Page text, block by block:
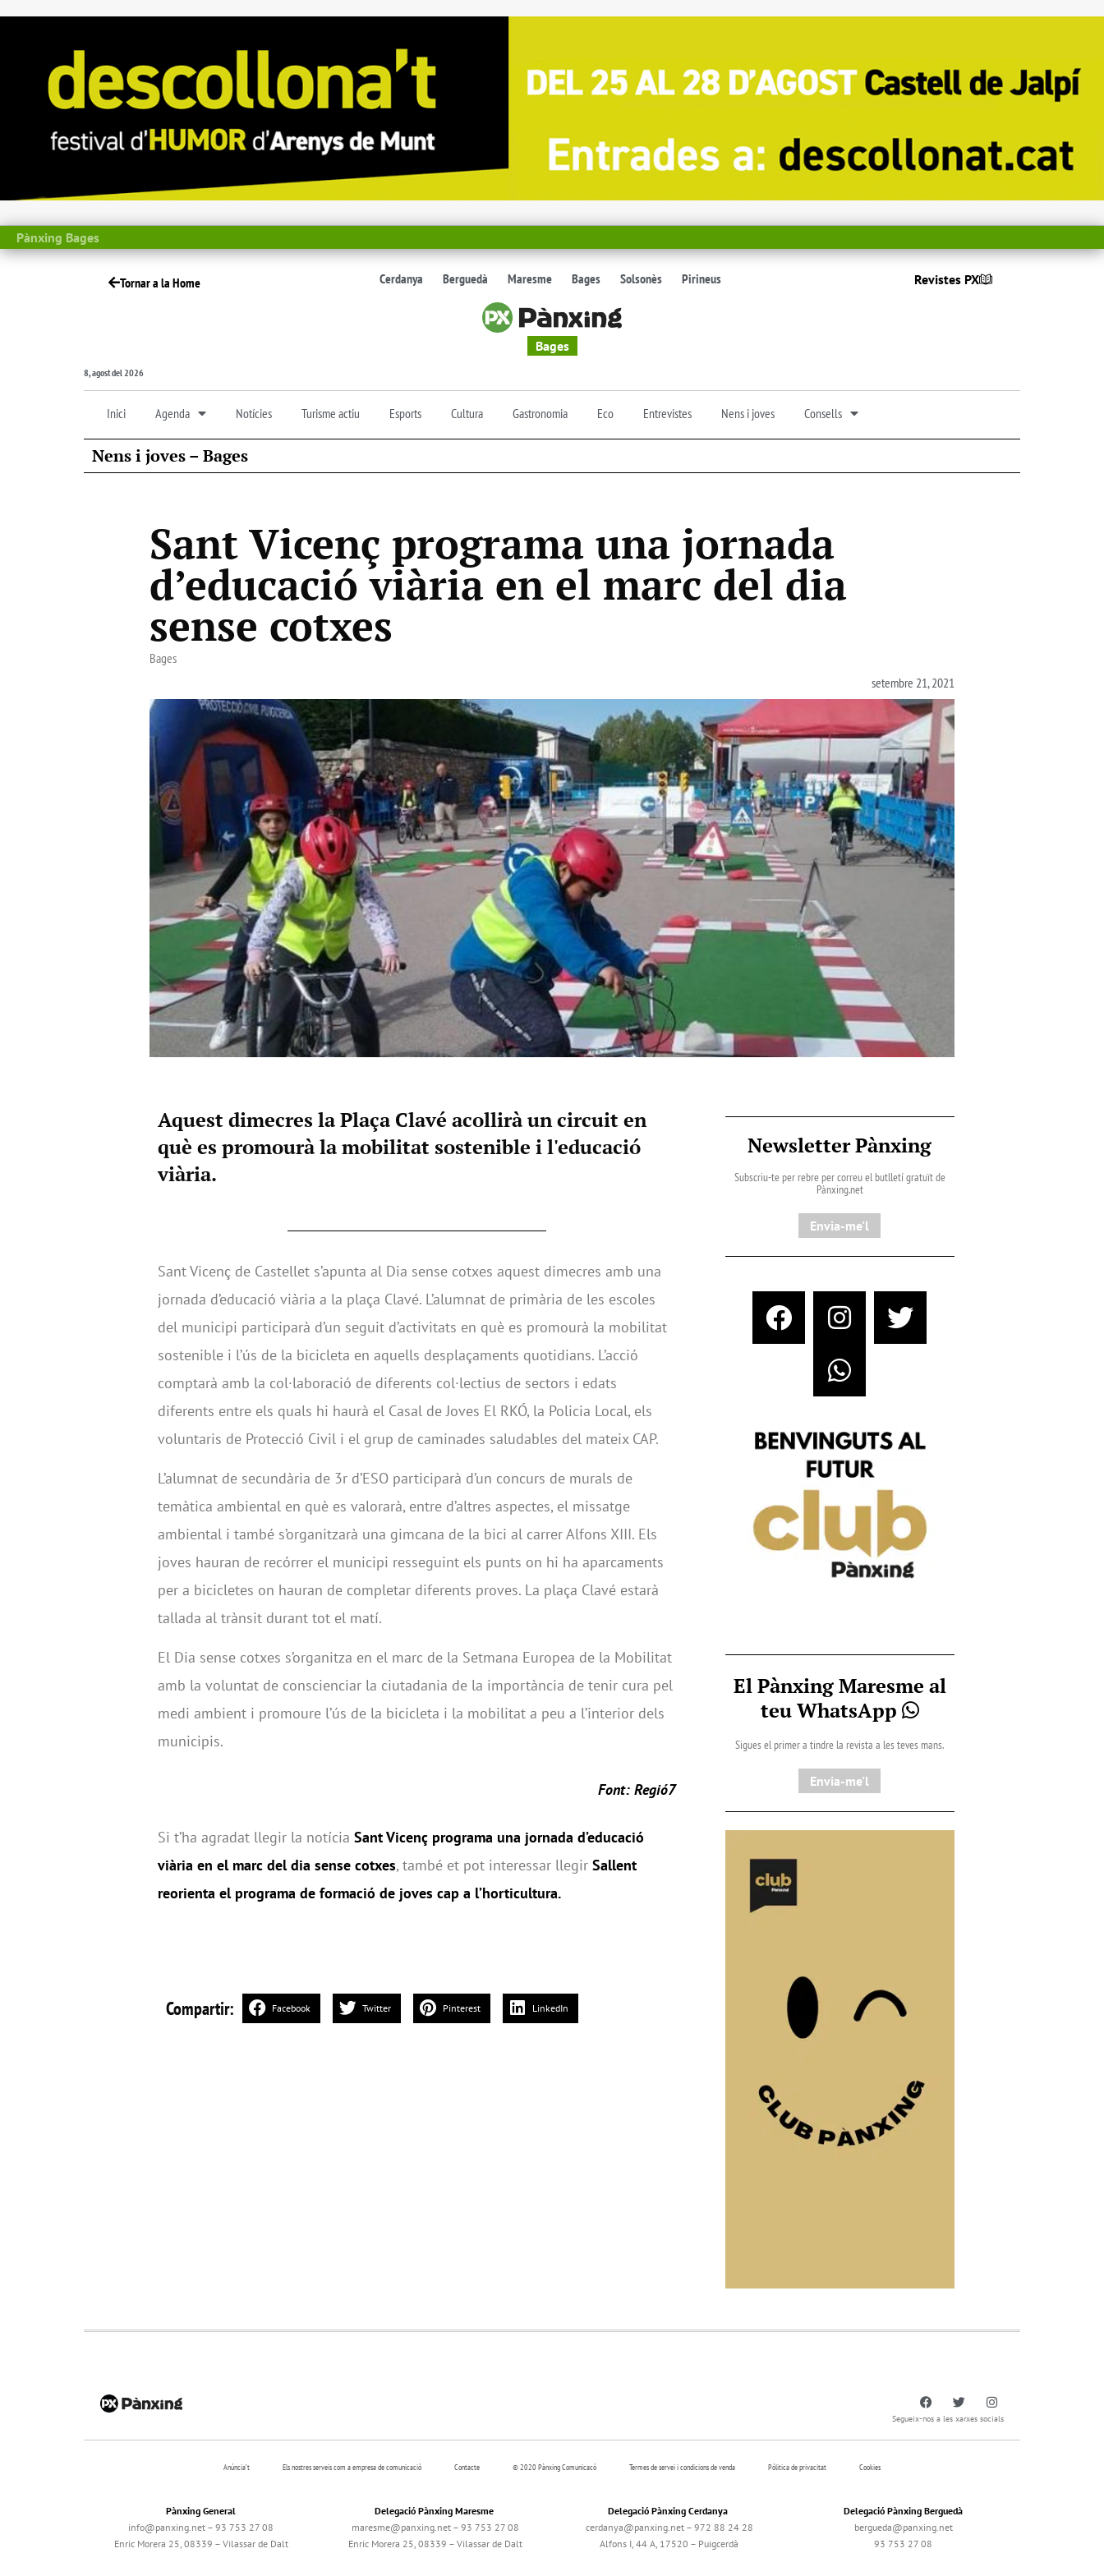
Pànxing Bages
Tornar a la Home Cerdanya Berguedà Maresme Bages Solsonès Pirineus Revistes PX
Bages
8, agost del 2026
Inici Agenda Notícies Turisme actiu Esports Cultura Gastronomia Eco Entrevistes Nens i joves Consells
Nens i joves – Bages
Sant Vicenç programa una jornada
d’educació viària en el marc del dia
sense cotxes
Bages
setembre 21, 2021
Aquest dimecres la Plaça Clavé acollirà un circuit en
què es promourà la mobilitat sostenible i l'educació
viària.
Sant Vicenç de Castellet s’apunta al Dia sense cotxes aquest dimecres amb una
jornada d’educació viària a la plaça Clavé. L’alumnat de primària de les escoles
del municipi participarà d’un seguit d’activitats en què es promourà la mobilitat
sostenible i l’ús de la bicicleta en aquells desplaçaments quotidians. L’acció
comptarà amb la col·laboració de diferents col·lectius de sectors i edats
diferents entre els quals hi haurà el Casal de Joves El RKÓ, la Policia Local, els
voluntaris de Protecció Civil i el grup de caminades saludables del mateix CAP.
L’alumnat de secundària de 3r d’ESO participarà d’un concurs de murals de
temàtica ambiental en què es valorarà, entre d’altres aspectes, el missatge
ambiental i també s’organitzarà una gimcana de la bici al carrer Alfons XIII. Els
joves hauran de recórrer el municipi resseguint els punts on hi ha aparcaments
per a bicicletes on hauran de completar diferents proves. La plaça Clavé estarà
tallada al trànsit durant tot el matí.
El Dia sense cotxes s’organitza en el marc de la Setmana Europea de la Mobilitat
amb la voluntat de conscienciar la ciutadania de la importància de tenir cura pel
medi ambient i promoure l’ús de la bicicleta i la mobilitat a peu a l’interior dels
municipis.
Font: Regió7
Si t’ha agradat llegir la notícia Sant Vicenç programa una jornada d’educació
viària en el marc del dia sense cotxes, també et pot interessar llegir Sallent
reorienta el programa de formació de joves cap a l’horticultura.
Compartir: Facebook Twitter Pinterest LinkedIn
Newsletter Pànxing
Subscriu-te per rebre per correu el butlletí gratuït de
Pànxing.net​
Envia-me'l
El Pànxing Maresme al
teu WhatsApp
Sigues el primer a tindre la revista a les teves mans.
Envia-me'l
Segueix-nos a les xarxes socials
Anúncia’t Els nostres serveis com a empresa de comunicació Contacte © 2020 Pànxing Comunicacó Termes de servei i condicions de venda Pólitica de privacitat Cookies
Pànxing General
info@panxing.net – 93 753 27 08
Enric Morera 25, 08339 – Vilassar de Dalt
Delegació Pànxing Maresme
maresme@panxing.net – 93 753 27 08
Enric Morera 25, 08339 – Vilassar de Dalt
Delegació Pànxing Cerdanya
cerdanya@panxing.net – 972 88 24 28
Alfons I, 44 A, 17520 – Puigcerdà
Delegació Pànxing Berguedà
bergueda@panxing.net
93 753 27 08